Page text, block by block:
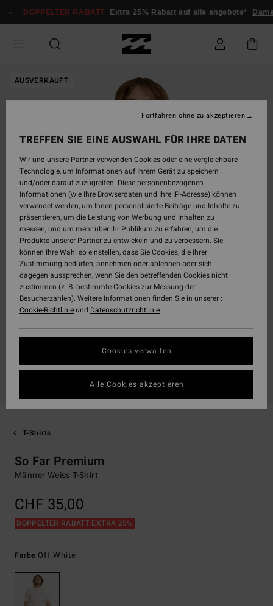
zur
springen
DOPPELTER RABATT Extra 25% Rabatt auf alle angebote*
AUSVERKAUFT
T-Shirts
So Far Premium
Männer Weiss T-Shirt
CHF 35,00
DOPPELTER RABATT EXTRA 25%
Farbe Off White
TREFFEN SIE EINE AUSWAHL FÜR IHRE DATEN
Wir und unsere Partner verwenden Cookies oder eine vergleichbare
Technologie, um Informationen auf Ihrem Gerät zu speichern
und/oder darauf zuzugreifen. Diese personenbezogenen
Informationen (wie Ihre Browserdaten und Ihre IP-Adresse) können
verwendet werden, um Ihnen personalisierte Beiträge und Inhalte zu
präsentieren, um die Leistung von Werbung und Inhalten zu
messen, und um mehr über ihr Publikum zu erfahren, um die
Produkte unserer Partner zu entwickeln und zu verbessern. Sie
können Ihre Wahl so einstellen, dass Sie Cookies, die Ihrer
Zustimmung bedürfen, annehmen oder ablehnen oder sich
dagegen aussprechen, wenn Sie den betreffenden Cookies nicht
zustimmen (z. B. bestimmte Cookies zur Messung der
Besucherzahlen). Weitere Informationen finden Sie in unserer :
Cookie-Richtlinieund Datenschutzrichtlinie
Cookies verwalten
Fortfahren ohne zu akzeptieren
Alle Cookies akzeptieren